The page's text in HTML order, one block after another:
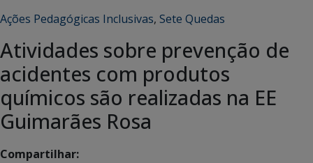
Ações Pedagógicas Inclusivas, Sete Quedas
Atividades sobre prevenção de
acidentes com produtos
químicos são realizadas na EE
Guimarães Rosa
Compartilhar: